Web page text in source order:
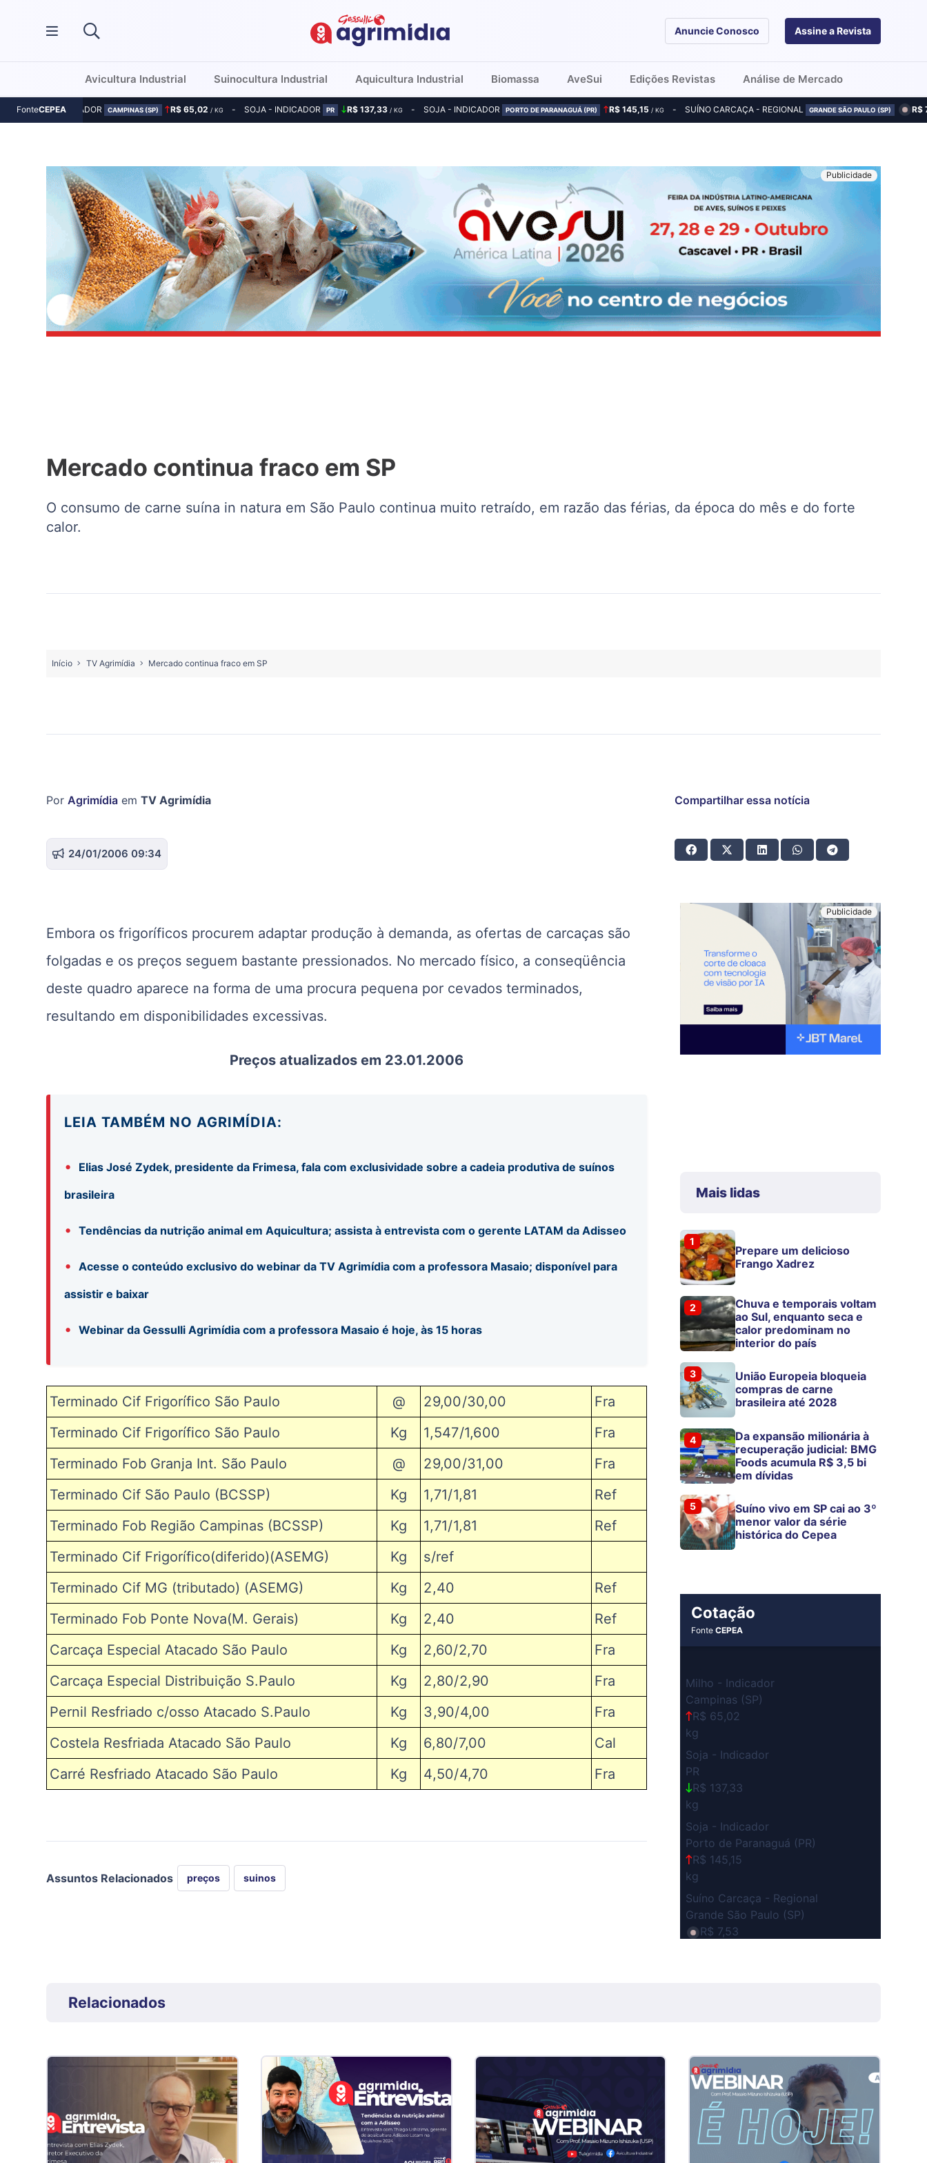
Anuncie Conosco Assine a Revista
Avicultura Industrial Suinocultura Industrial Aquicultura Industrial Biomassa AveSui Edições Revistas Análise de Mercado
FonteCEPEA
MILHO - INDICADOR CAMPINAS (SP) R$ 65,02 / KG SOJA - INDICADOR PR R$ 137,33/ KG SOJA - INDICADOR PORTO DE PARANAGUÁ (PR) R$ 145,15 / KG SUÍNO CARCAÇA - REGIONAL GRANDE SÃO PAULO (SP) R$
Mercado continua fraco em SP
O consumo de carne suína in natura em São Paulo continua muito retraído, em razão das férias, da época do mês e do forte
calor.
Início TV Agrimídia Mercado continua fraco em SP
Por Agrimídia em TV Agrimídia
24/01/2006 09:34
Compartilhar essa notícia
Embora os frigoríficos procurem adaptar produção à demanda, as ofertas de carcaças são
folgadas e os preços seguem bastante pressionados. No mercado físico, a conseqüência
deste quadro aparece na forma de uma procura pequena por cevados terminados,
resultando em disponibilidades excessivas.
Preços atualizados em 23.01.2006
LEIA TAMBÉM NO AGRIMÍDIA:
•
Elias José Zydek, presidente da Frimesa, fala com exclusividade sobre a cadeia produtiva de suínos
brasileira
• Tendências da nutrição animal em Aquicultura; assista à entrevista com o gerente LATAM da Adisseo
•
Acesse o conteúdo exclusivo do webinar da TV Agrimídia com a professora Masaio; disponível para
assistir e baixar
• Webinar da Gessulli Agrimídia com a professora Masaio é hoje, às 15 horas
Terminado Cif Frigorífico São Paulo @ 29,00/30,00
Fra
Terminado Cif Frigorífico São Paulo
Kg 1,547/1,600
Fra
Terminado Fob Granja Int. São Paulo
@ 29,00/31,00
Fra
Terminado Cif São Paulo (BCSSP) Kg 1,71/1,81
Ref
Terminado Fob Região Campinas (BCSSP) Kg 1,71/1,81
Ref
Terminado Cif Frigorífico(diferido)(ASEMG) Kg
s/ref
Terminado Cif MG (tributado) (ASEMG) Kg 2,40
Ref
Terminado Fob Ponte Nova(M. Gerais)
Kg 2,40
Ref
Carcaça Especial Atacado São Paulo
Kg 2,60/2,70
Fra
Carcaça Especial Distribuição S.Paulo
Kg 2,80/2,90
Fra
Pernil Resfriado c/osso Atacado S.Paulo
Kg 3,90/4,00
Fra
Costela Resfriada Atacado São Paulo
Kg 6,80/7,00
Cal
Carré Resfriado Atacado São Paulo
Kg 4,50/4,70 Fra
Assuntos Relacionados preços suinos
Mais lidas
1
Prepare um delicioso
Frango Xadrez
2
Chuva e temporais voltam
ao Sul, enquanto seca e
calor predominam no
interior do país
3
União Europeia bloqueia
compras de carne
brasileira até 2028
4
Da expansão milionária à
recuperação judicial: BMG
Foods acumula R$ 3,5 bi
em dívidas
5
Suíno vivo em SP cai ao 3º
menor valor da série
histórica do Cepea
Cotação
FonteCEPEA
Milho - Indicador
Campinas (SP)
R$ 65,02
kg
Soja - Indicador
PR
R$ 137,33
kg
Soja - Indicador
Porto de Paranaguá (PR)
R$ 145,15
kg
Suíno Carcaça - Regional
Grande São Paulo (SP)
R$ 7,53
MG
R$ 5,04
kg
Suíno - Estadual
PR
R$ 4,51
Relacionados